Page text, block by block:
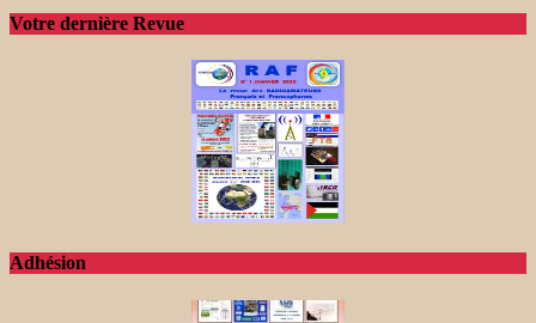
Votre dernière Revue
Adhésion